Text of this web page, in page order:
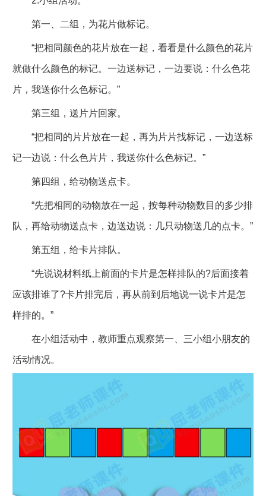
第一、二组，为花片做标记。
“把相同颜色的花片放在一起，看看是什么颜色的花片
就做什么颜色的标记。一边送标记，一边要说：什么色花
片，我送你什么色标记。”
第三组，送片片回家。
“把相同的片片放在一起，再为片片找标记，一边送标
记一边说：什么色片片，我送你什么色标记。”
第四组，给动物送点卡。
“先把相同的动物放在一起，按每种动物数目的多少排
队，再给动物送点卡，边送边说：几只动物送几的点卡。”
第五组，给卡片排队。
“先说说材料纸上前面的卡片是怎样排队的?后面接着
应该排谁了?卡片排完后，再从前到后地说一说卡片是怎
样排的。”
在小组活动中，教师重点观察第一、三小组小朋友的
活动情况。